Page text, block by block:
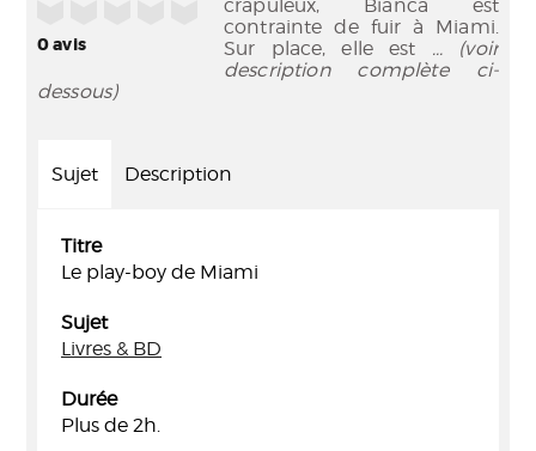
0avis
crapuleux, Bianca est
contrainte de fuir à Miami.
Sur place, elle est ... (voir
description complète ci-
dessous)
Sujet Description
Titre
Le play-boy de Miami
Sujet
Livres & BD
Durée
Plus de 2h.